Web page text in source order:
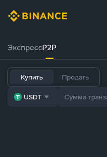
ЭкспрессP2P
Купить Продать
USDT